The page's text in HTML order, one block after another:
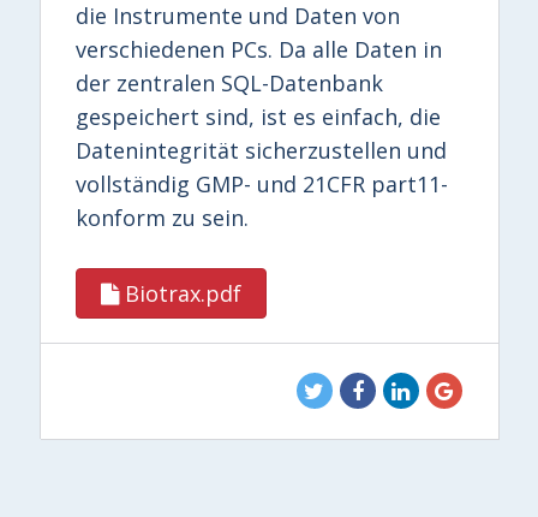
die Instrumente und Daten von
verschiedenen PCs. Da alle Daten in
der zentralen SQL-Datenbank
gespeichert sind, ist es einfach, die
Datenintegrität sicherzustellen und
vollständig GMP- und 21CFR part11-
konform zu sein.
Biotrax.pdf